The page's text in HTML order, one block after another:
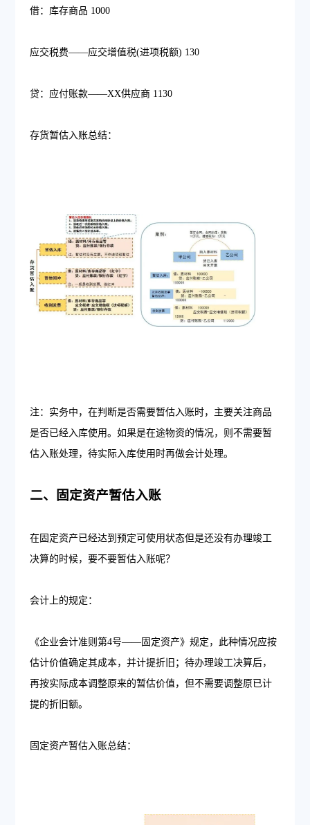
借：库存商品 1000
应交税费——应交增值税(进项税额) 130
贷：应付账款——XX供应商 1130
存货暂估入账总结：
注：实务中，在判断是否需要暂估入账时，主要关注商品
是否已经入库使用。如果是在途物资的情况，则不需要暂
估入账处理，待实际入库使用时再做会计处理。
二、固定资产暂估入账
在固定资产已经达到预定可使用状态但是还没有办理竣工
决算的时候，要不要暂估入账呢？
会计上的规定：
《企业会计准则第4号——固定资产》规定，此种情况应按
估计价值确定其成本，并计提折旧；待办理竣工决算后，
再按实际成本调整原来的暂估价值，但不需要调整原已计
提的折旧额。
固定资产暂估入账总结：